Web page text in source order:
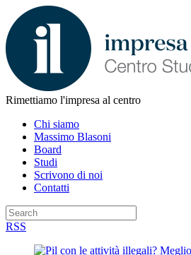
Rimettiamo l'impresa al centro
Chi siamo
Massimo Blasoni
Board
Studi
Scrivono di noi
Contatti
RSS